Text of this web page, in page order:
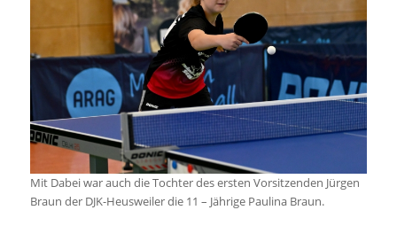
Mit Dabei war auch die Tochter des ersten Vorsitzenden Jürgen
Braun der DJK-Heusweiler die 11 – Jährige Paulina Braun.